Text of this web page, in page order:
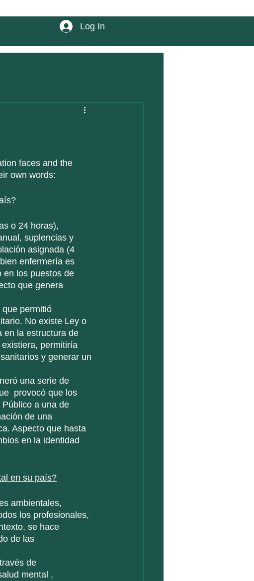
Log In
faces and the
own words:
suplencias y
asignada (4
enfermería es
en los puestos de
que genera
No existe Ley o
en la estructura de
permitiría
y generar un
provocó que los
a una de
de una
Aspecto que hasta
en la identidad
en su país?
los profesionales,
se hace
de las
mental ,